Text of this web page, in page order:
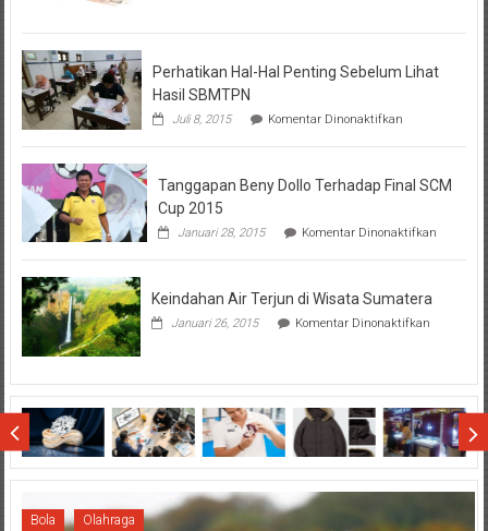
KPR
Perhatikan Hal-Hal Penting Sebelum Lihat
Hasil SBMTPN
Juli 8, 2015 Komentar Dinonaktifkanpada
Hal-
Penting
Hasil
Tanggapan Beny Dollo Terhadap Final SCM
Cup 2015
Januari 28, 2015 Komentar Dinonaktifkanpada
Beny
Keindahan Air Terjun di Wisata Sumatera
Januari 26, 2015 Komentar Dinonaktifkanpada
di
Wisata
Sumatera
Bola Olahraga